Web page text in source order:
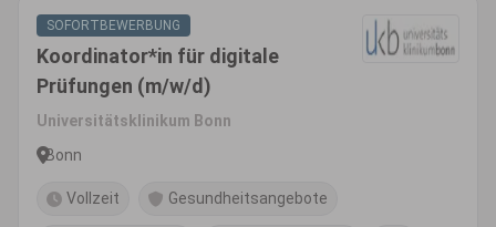
SOFORTBEWERBUNG
Koordinator*in für digitale
Prüfungen (m/w/d)
Universitätsklinikum Bonn
Bonn
Vollzeit Gesundheitsangebote